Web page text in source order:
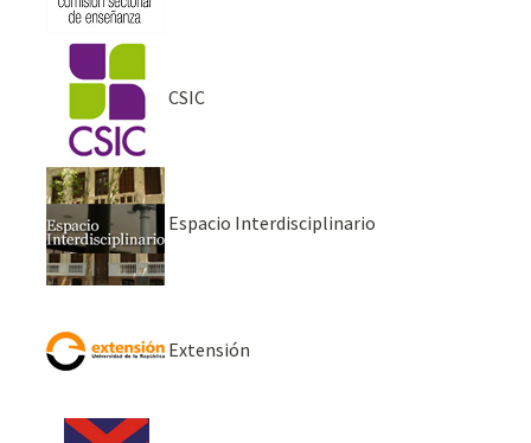
CSIC
Espacio Interdisciplinario
Extensión